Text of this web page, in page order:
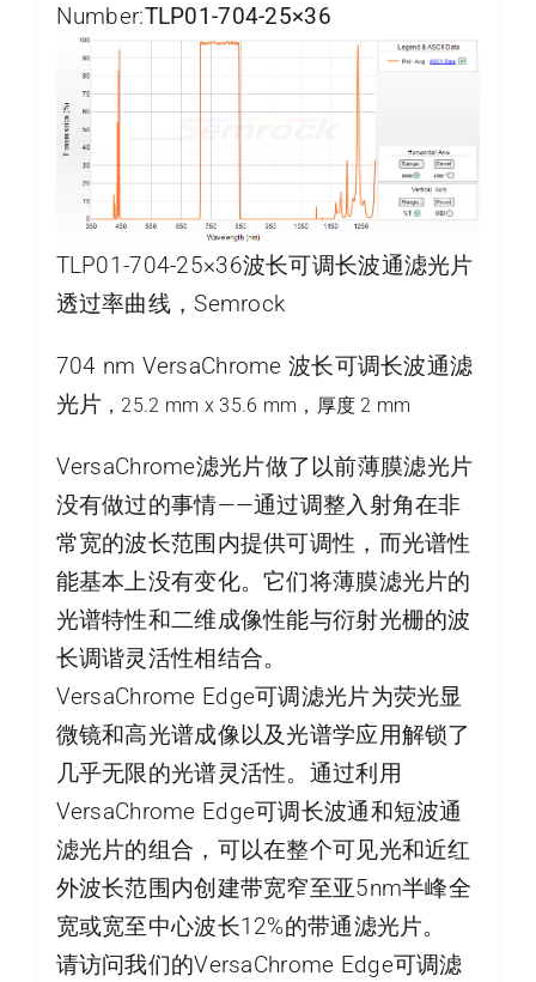
Number:TLP01-704-25×36
TLP01-704-25×36波长可调长波通滤光片
透过率曲线，Semrock
704 nm VersaChrome 波长可调长波通滤
光片 ，25.2 mm x 35.6 mm，厚度 2 mm
VersaChrome滤光片做了以前薄膜滤光片
没有做过的事情——通过调整入射角在非
常宽的波长范围内提供可调性，而光谱性
能基本上没有变化。它们将薄膜滤光片的
光谱特性和二维成像性能与衍射光栅的波
长调谐灵活性相结合。
VersaChrome Edge可调滤光片为荧光显
微镜和高光谱成像以及光谱学应用解锁了
几乎无限的光谱灵活性。通过利用
VersaChrome Edge可调长波通和短波通
滤光片的组合，可以在整个可见光和近红
外波长范围内创建带宽窄至亚5nm半峰全
宽或宽至中心波长12%的带通滤光片。
请访问我们的VersaChrome Edge可调滤